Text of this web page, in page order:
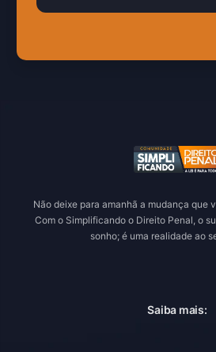
Não deixe para amanhã a mudança que
Com o Simplificando o Direito Penal, o
sonho; é uma realidade ao
Saiba mais: